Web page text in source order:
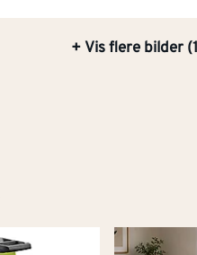
+ Vis flere bilder